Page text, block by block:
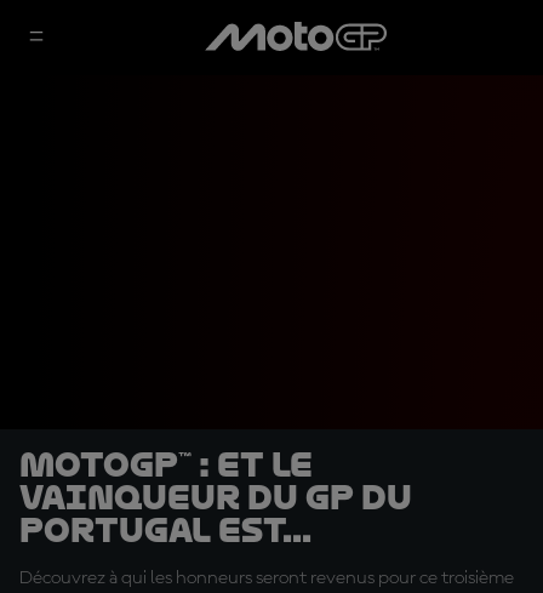
MotoGP™ : Et le
vainqueur du GP du
Portugal est...
Découvrez à qui les honneurs seront revenus pour ce troisième